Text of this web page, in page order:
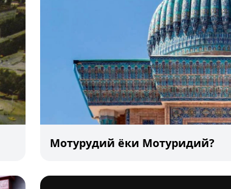
Мотурудий ёки Мотуридий?